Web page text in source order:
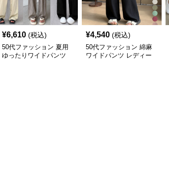
¥6,610 (税込)
50代ファッション 夏用
ゆったりワイドパンツ
¥4,540 (税込)
50代ファッション 綿麻
ワイドパンツ レディー